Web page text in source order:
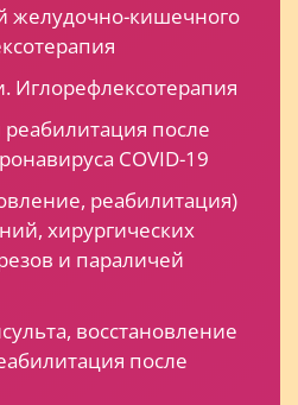
желудочно-кишечного
Иглорефлексотерапия
после
COVID-19
реабилитация)
хирургических
и параличей
восстановление
после